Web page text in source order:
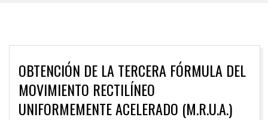
OBTENCIÓN DE LA TERCERA FÓRMULA DEL
MOVIMIENTO RECTILÍNEO
UNIFORMEMENTE ACELERADO (M.R.U.A.)